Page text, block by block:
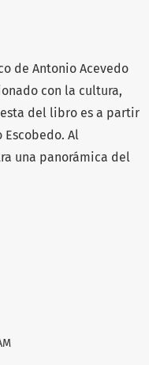
de Antonio Acevedo
con la cultura,
del libro es a partir
Al
una panorámica del